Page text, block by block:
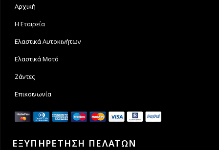
Αρχική
Η Εταιρεία
Ελαστικά Αυτοκινήτων
Ελαστικά Μοτό
Ζάντες
Επικοινωνία
ΕΞΥΠΗΡΕΤΗΣΗ ΠΕΛΑΤΩΝ